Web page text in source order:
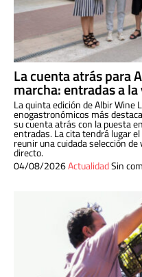
La cuenta atrás para
marcha: entradas a
La quinta edición de Albir Wine
enogastronómicos más
su cuenta atrás con la puesta
entradas. La cita tendrá lugar
reunir una cuidada selección
directo.
04/08/2026ActualidadSin